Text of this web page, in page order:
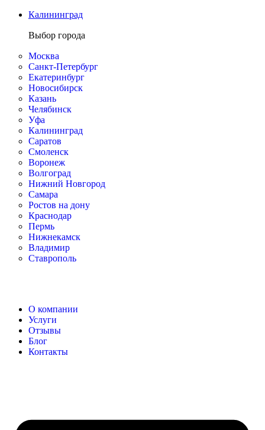
Калининград
Выбор города
Москва
Санкт-Петербург
Екатеринбург
Новосибирск
Казань
Челябинск
Уфа
Калининград
Саратов
Смоленск
Воронеж
Волгоград
Нижний Новгород
Самара
Ростов на дону
Краснодар
Пермь
Нижнекамск
Владимир
Ставрополь
О компании
Услуги
Отзывы
Блог
Контакты